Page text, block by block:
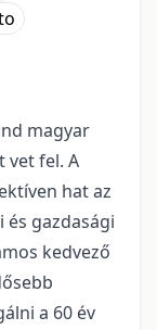
magyar
vet fel. A
hat az
és gazdasági
kedvező
a 60 év